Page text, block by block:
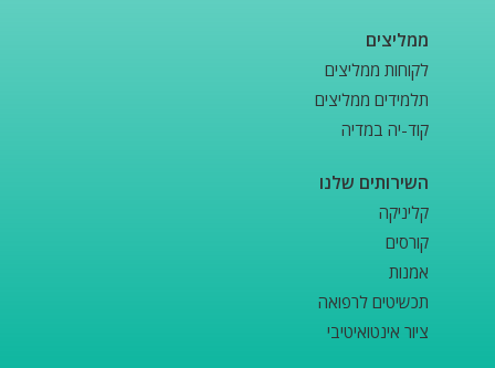
ממליצים
לקוחות ממליצים
תלמידים ממליצים
קוד-יה במדיה
השירותים שלנו
קליניקה
קורסים
אמנות
תכשיטים לרפואה
ציור אינטואיטיבי